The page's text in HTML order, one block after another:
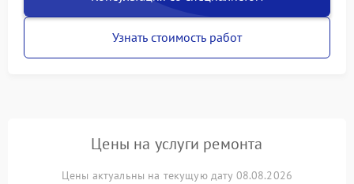
Узнать стоимость работ
Цены на услуги ремонта
Цены актуальны на текущую дату 08.08.2026